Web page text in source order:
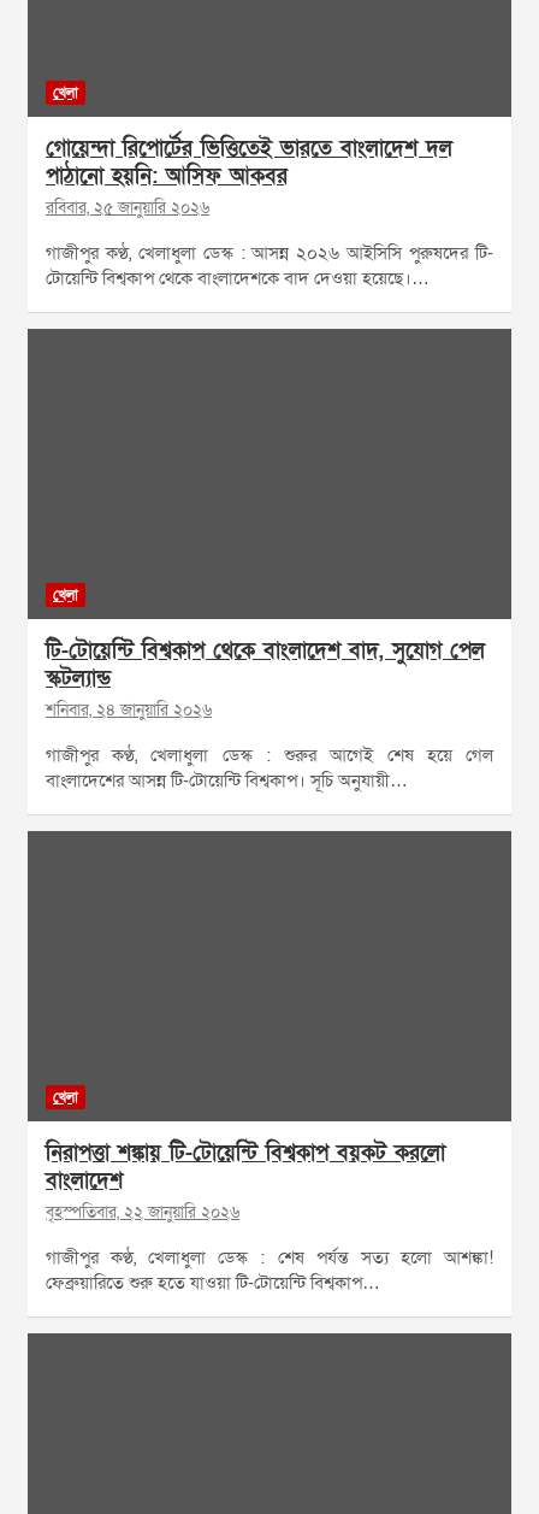
খেলা
গোয়েন্দা রিপোর্টের ভিত্তিতেই ভারতে বাংলাদেশ দল
পাঠানো হয়নি: আসিফ আকবর
রবিবার, ২৫ জানুয়ারি ২০২৬
গাজীপুর কণ্ঠ, খেলাধুলা ডেস্ক : আসন্ন ২০২৬ আইসিসি পুরুষদের টি-
টোয়েন্টি বিশ্বকাপ থেকে বাংলাদেশকে বাদ দেওয়া হয়েছে।…
খেলা
টি-টোয়েন্টি বিশ্বকাপ থেকে বাংলাদেশ বাদ, সুযোগ পেল
স্কটল্যান্ড
শনিবার, ২৪ জানুয়ারি ২০২৬
গাজীপুর কণ্ঠ, খেলাধুলা ডেস্ক : শুরুর আগেই শেষ হয়ে গেল
বাংলাদেশের আসন্ন টি-টোয়েন্টি বিশ্বকাপ। সূচি অনুযায়ী…
খেলা
নিরাপত্তা শঙ্কায় টি-টোয়েন্টি বিশ্বকাপ বয়কট করলো
বাংলাদেশ
বৃহস্পতিবার, ২২ জানুয়ারি ২০২৬
গাজীপুর কণ্ঠ, খেলাধুলা ডেস্ক : শেষ পর্যন্ত সত্য হলো আশঙ্কা!
ফেব্রুয়ারিতে শুরু হতে যাওয়া টি-টোয়েন্টি বিশ্বকাপ…